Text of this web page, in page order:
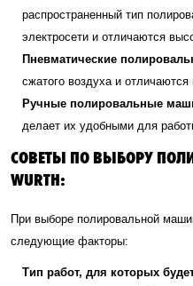
распространенный тип
электросети и отличаются
Пневматические
сжатого воздуха и
Ручные полировальные
делает их удобными для
СОВЕТЫ ПО ВЫБОРУ
WURTH:
При выборе полировальной
следующие факторы:
Тип работ, для которых